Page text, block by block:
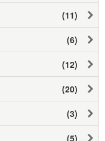
(11)
(6)
(12)
(20)
(3)
(5)